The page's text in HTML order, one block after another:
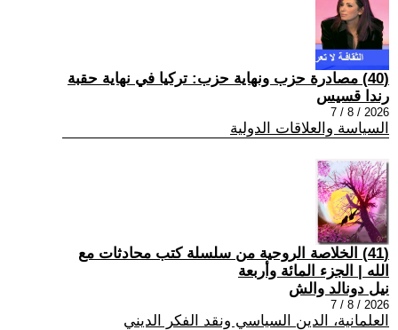
(40) مصادرة حزب ونهاية حزب: تركيا في نهاية حقبة
رندا قسيس
2026 / 8 / 7
السياسة والعلاقات الدولية
(41) الخلاصة الروحية من سلسلة كتب محادثات مع
الله | الجزء المائة وأربعة
نيل دونالد والش
2026 / 8 / 7
العلمانية، الدين السياسي ونقد الفكر الديني